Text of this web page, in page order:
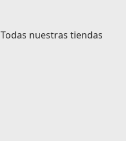
Todas nuestras tiendas